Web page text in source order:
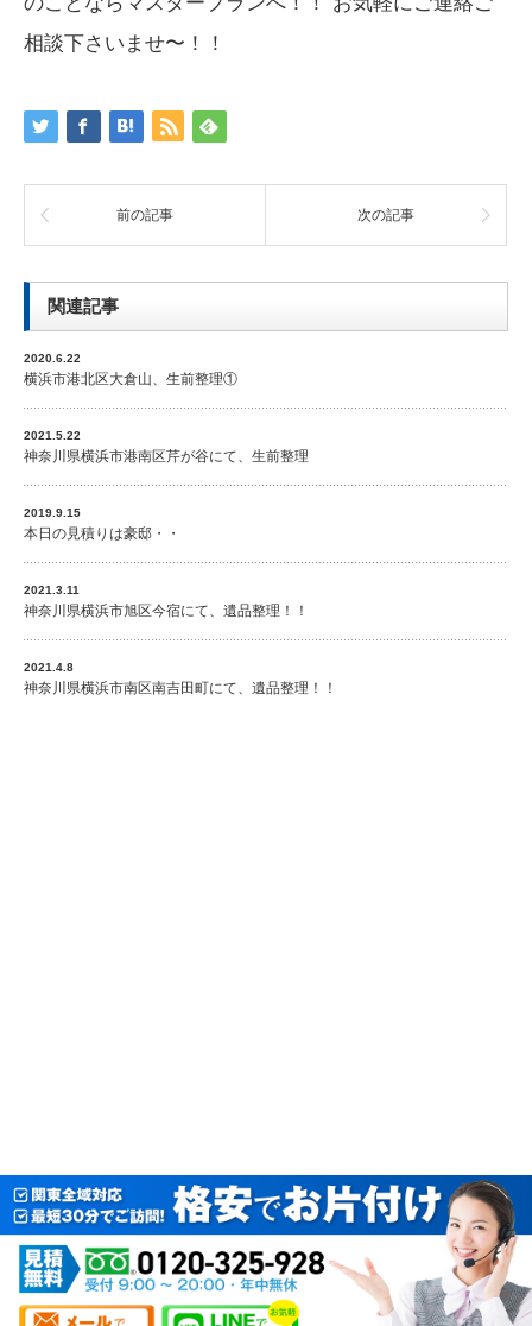
相談下さいませ〜！！
前の記事 次の記事
関連記事
2020.6.22
横浜市港北区大倉山、生前整理①
2021.5.22
神奈川県横浜市港南区芹が谷にて、生前整理
2019.9.15
本日の見積りは豪邸・・
2021.3.11
神奈川県横浜市旭区今宿にて、遺品整理！！
2021.4.8
神奈川県横浜市南区南吉田町にて、遺品整理！！